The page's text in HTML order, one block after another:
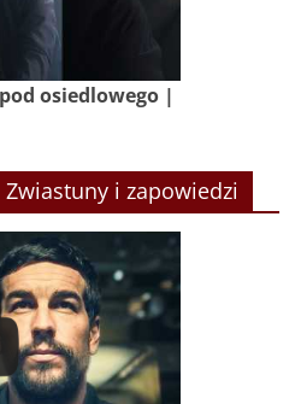
osiedlowego |
i zapowiedzi